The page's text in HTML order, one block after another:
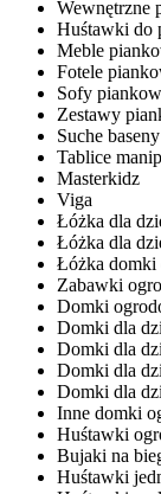
Wewnętrzne
Huśtawki do
Meble
Fotele
Sofy
Zestawy
Suche
Tablice
Masterkidz
Viga
Łóżka dla
Łóżka dla
Łóżka domki
Zabawki
Domki
Domki dla
Domki dla
Domki dla
Domki dla
Inne domki
Huśtawki
Bujaki na
Huśtawki